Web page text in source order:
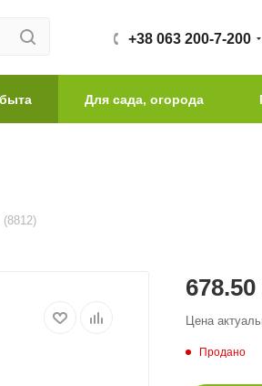
+38 063 200-7-200
Для сада, огорода
(8812)
678.50
Цена
Продано